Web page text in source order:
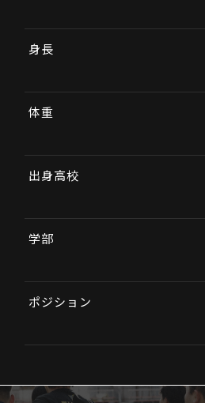
身長
体重
出身高校
学部
ポジション